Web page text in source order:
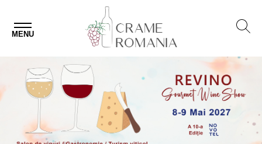
MENU